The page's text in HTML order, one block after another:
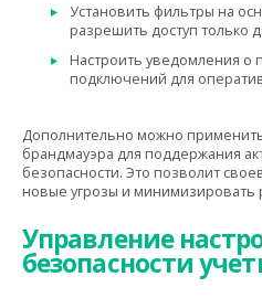
Установить фильтры на
разрешить доступ только
Настроить уведомления
подключений для
Дополнительно можно
брандмауэра для поддержания
безопасности. Это позволит
новые угрозы и минимизировать
Управление
безопасности